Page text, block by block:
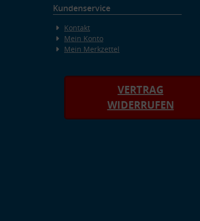
Kundenservice
Kontakt
Mein Konto
Mein Merkzettel
VERTRAG
WIDERRUFEN